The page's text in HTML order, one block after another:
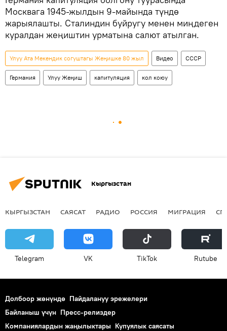
Москвага 1945-жылдын 9-майында түндө
жарыялашты. Сталиндин буйругу менен миңдеген
куралдан жеңиштин урматына салют атылган.
Улуу Ата Мекендик согуштагы Жеңишке 80 жыл Видео СССР
Германия Улуу Жеңиш капитуляция кол коюу
Кыргызстан
КЫРГЫЗСТАН САЯСАТ РАДИО РОССИЯ МИГРАЦИЯ
Telegram VK ТikТоk Rutube
Долбоор жөнүндө Пайдалануу эрежелери
Байланыш үчүн Пресс-релиздер
Компаниялардын жаңылыктары Купуялык саясаты